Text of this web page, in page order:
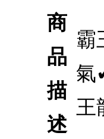
商
品
描
述
霸
氣
王